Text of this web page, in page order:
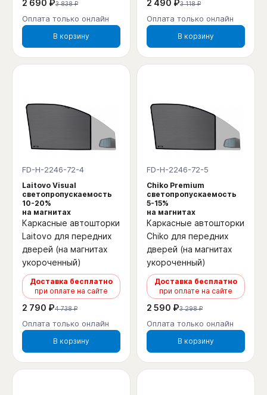
2 690 ₽3 838 ₽
Оплата только онлайн
В корзину
2 490 ₽3 118 ₽
Оплата только онлайн
В корзину
FD-H-2246-72-4
Laitovo Visual
светопропускаемость
10-20%
на магнитах
Каркасные автошторки
Laitovo для передних
дверей (на магнитах
укороченный)
Доставка бесплатно
при оплате на сайте
2 790 ₽4 738 ₽
Оплата только онлайн
В корзину
FD-H-2246-72-5
Chiko Premium
светопропускаемость
5-15%
на магнитах
Каркасные автошторки
Chiko для передних
дверей (на магнитах
укороченный)
Доставка бесплатно
при оплате на сайте
2 590 ₽3 298 ₽
Оплата только онлайн
В корзину